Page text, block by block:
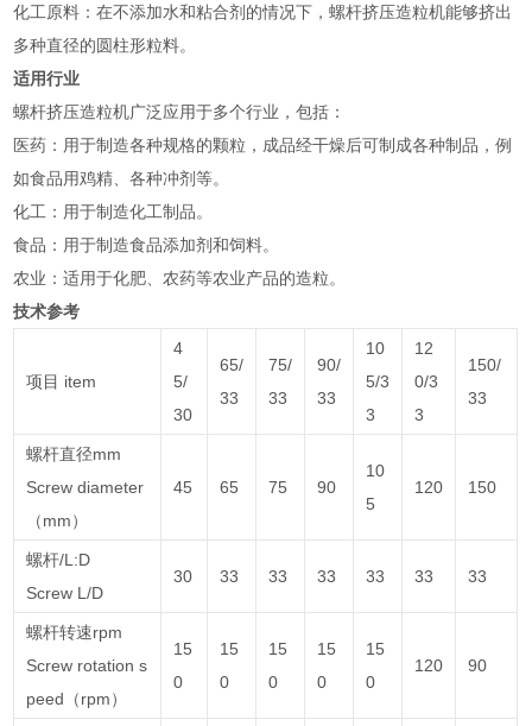
‌化工原料‌：在不添加水和粘合剂的情况下，螺杆挤压造粒机能够挤出
多种直径的圆柱形粒料‌。
适用行业
螺杆挤压造粒机广泛应用于多个行业，包括：
‌医药‌：用于制造各种规格的颗粒，成品经干燥后可制成各种制品，例
如食品用鸡精、各种冲剂等‌。
‌化工‌：用于制造化工制品‌。
‌食品‌：用于制造食品添加剂和饲料‌。
‌农业‌：适用于化肥、农药等农业产品的造粒‌。
技术参考
项目 item
4
5/
30
65/
33
75/
33
90/
33
10
5/3
3
12
0/3
3
150/
33
螺杆直径mm
Screw diameter
（mm）
45 65 75 90
10
5
120 150
螺杆/L:D
Screw L/D
30 33 33 33 33 33 33
螺杆转速rpm
Screw rotation s
peed（rpm）
15
0
15
0
15
0
15
0
15
0
120 90